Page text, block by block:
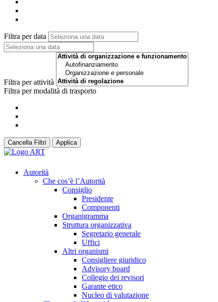
Filtra per data
Filtra per attività
Filtra per modalità di trasporto
Cancella Filtri Applica
Autorità
Che cos’è l’Autorità
Consiglio
Presidente
Componenti
Organigramma
Struttura organizzativa
Segretario generale
Uffici
Altri organismi
Consigliere giuridico
Advisory board
Collegio dei revisori
Garante etico
Nucleo di valutazione